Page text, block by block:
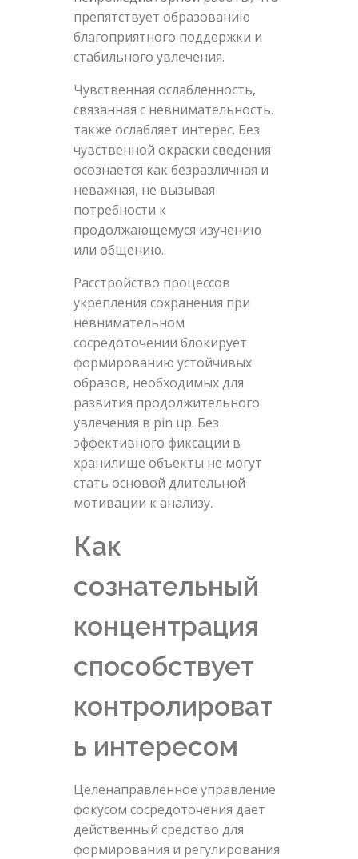
препятствует образованию
благоприятного поддержки и
стабильного увлечения.
Чувственная ослабленность,
связанная с невнимательность,
также ослабляет интерес. Без
чувственной окраски сведения
осознается как безразличная и
неважная, не вызывая
потребности к
продолжающемуся изучению
или общению.
Расстройство процессов
укрепления сохранения при
невнимательном
сосредоточении блокирует
формированию устойчивых
образов, необходимых для
развития продолжительного
увлечения в pin up. Без
эффективного фиксации в
хранилище объекты не могут
стать основой длительной
мотивации к анализу.
Как
сознательный
концентрация
способствует
контролироват
ь интересом
Целенаправленное управление
фокусом сосредоточения дает
действенный средство для
формирования и регулирования